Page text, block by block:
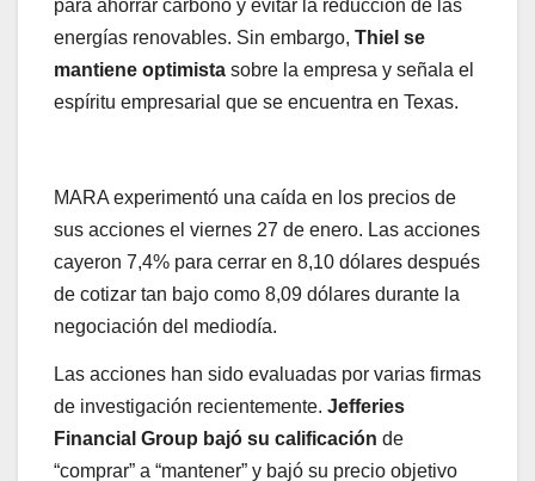
para ahorrar carbono y evitar la reducción de las
energías renovables. Sin embargo, Thiel se
mantiene optimista sobre la empresa y señala el
espíritu empresarial que se encuentra en Texas.
MARA experimentó una caída en los precios de
sus acciones el viernes 27 de enero. Las acciones
cayeron 7,4% para cerrar en 8,10 dólares después
de cotizar tan bajo como 8,09 dólares durante la
negociación del mediodía.
Las acciones han sido evaluadas por varias firmas
de investigación recientemente. Jefferies
Financial Group bajó su calificación de
“comprar” a “mantener” y bajó su precio objetivo